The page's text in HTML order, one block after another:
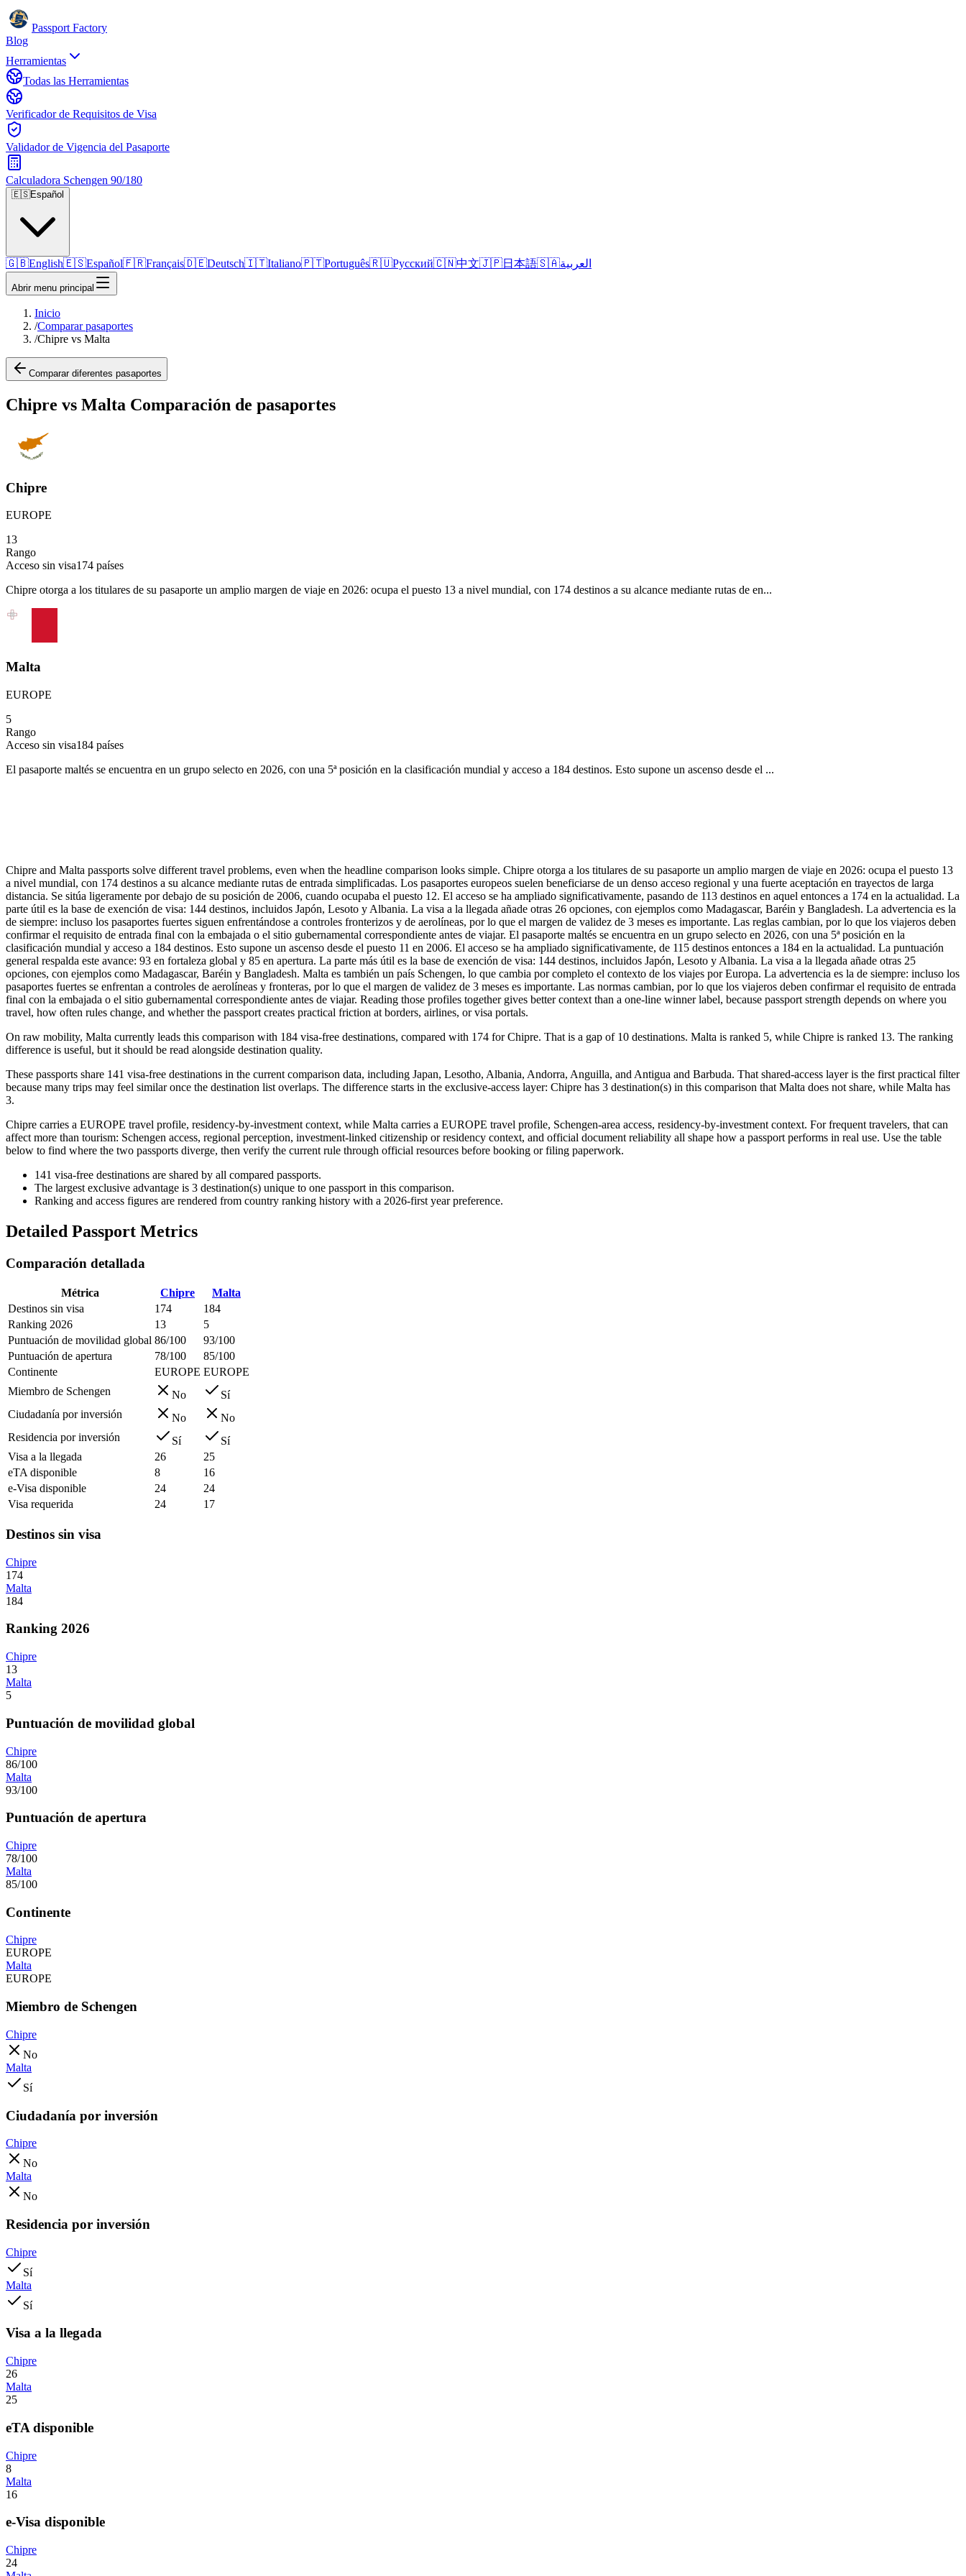
Passport Factory
Blog
Herramientas
Todas las Herramientas
Verificador de Requisitos de Visa
Validador de Vigencia del Pasaporte
Calculadora Schengen 90/180
🇪🇸Español
🇬🇧English🇪🇸Español🇫🇷Français🇩🇪Deutsch🇮🇹Italiano🇵🇹Português🇷🇺Русский🇨🇳中文🇯🇵日本語🇸🇦العربية
Abrir menu principal
Inicio
/Comparar pasaportes
/Chipre vs Malta
Comparar diferentes pasaportes
Chipre vs Malta Comparación de pasaportes
Chipre
EUROPE
13
Rango
Acceso sin visa174 países
Chipre otorga a los titulares de su pasaporte un amplio margen de viaje en 2026: ocupa el puesto 13 a nivel mundial, con 174 destinos a su alcance mediante rutas de en...
Malta
EUROPE
5
Rango
Acceso sin visa184 países
El pasaporte maltés se encuentra en un grupo selecto en 2026, con una 5ª posición en la clasificación mundial y acceso a 184 destinos. Esto supone un ascenso desde el ...
Chipre and Malta passports solve different travel problems, even when the headline comparison looks simple. Chipre otorga a los titulares de su pasaporte un amplio margen de viaje en 2026: ocupa el puesto 13
a nivel mundial, con 174 destinos a su alcance mediante rutas de entrada simplificadas. Los pasaportes europeos suelen beneficiarse de un denso acceso regional y una fuerte aceptación en trayectos de larga
distancia. Se sitúa ligeramente por debajo de su posición de 2006, cuando ocupaba el puesto 12. El acceso se ha ampliado significativamente, pasando de 113 destinos en aquel entonces a 174 en la actualidad. La
parte útil es la base de exención de visa: 144 destinos, incluidos Japón, Lesoto y Albania. La visa a la llegada añade otras 26 opciones, con ejemplos como Madagascar, Baréin y Bangladesh. La advertencia es la
de siempre: incluso los pasaportes fuertes siguen enfrentándose a controles fronterizos y de aerolíneas, por lo que el margen de validez de 3 meses es importante. Las reglas cambian, por lo que los viajeros deben
confirmar el requisito de entrada final con la embajada o el sitio gubernamental correspondiente antes de viajar. El pasaporte maltés se encuentra en un grupo selecto en 2026, con una 5ª posición en la
clasificación mundial y acceso a 184 destinos. Esto supone un ascenso desde el puesto 11 en 2006. El acceso se ha ampliado significativamente, de 115 destinos entonces a 184 en la actualidad. La puntuación
general respalda este avance: 93 en fortaleza global y 85 en apertura. La parte más útil es la base de exención de visa: 144 destinos, incluidos Japón, Lesoto y Albania. La visa a la llegada añade otras 25
opciones, con ejemplos como Madagascar, Baréin y Bangladesh. Malta es también un país Schengen, lo que cambia por completo el contexto de los viajes por Europa. La advertencia es la de siempre: incluso los
pasaportes fuertes se enfrentan a controles de aerolíneas y fronteras, por lo que el margen de validez de 3 meses es importante. Las normas cambian, por lo que los viajeros deben confirmar el requisito de entrada
final con la embajada o el sitio gubernamental correspondiente antes de viajar. Reading those profiles together gives better context than a one-line winner label, because passport strength depends on where you
travel, how often rules change, and whether the passport creates practical friction at borders, airlines, or visa portals.
On raw mobility, Malta currently leads this comparison with 184 visa-free destinations, compared with 174 for Chipre. That is a gap of 10 destinations. Malta is ranked 5, while Chipre is ranked 13. The ranking
difference is useful, but it should be read alongside destination quality.
These passports share 141 visa-free destinations in the current comparison data, including Japan, Lesotho, Albania, Andorra, Anguilla, and Antigua and Barbuda. That shared-access layer is the first practical filter
because many trips may feel similar once the destination list overlaps. The difference starts in the exclusive-access layer: Chipre has 3 destination(s) in this comparison that Malta does not share, while Malta has
3.
Chipre carries a EUROPE travel profile, residency-by-investment context, while Malta carries a EUROPE travel profile, Schengen-area access, residency-by-investment context. For frequent travelers, that can
affect more than tourism: Schengen access, regional perception, investment-linked citizenship or residency context, and official document reliability all shape how a passport performs in real use. Use the table
below to find where the two passports diverge, then verify the current rule through official resources before booking or filing paperwork.
141 visa-free destinations are shared by all compared passports.
The largest exclusive advantage is 3 destination(s) unique to one passport in this comparison.
Ranking and access figures are rendered from country ranking history with a 2026-first year preference.
Detailed Passport Metrics
Comparación detallada
Métrica Chipre
Malta
Destinos sin visa
174
184
Ranking 2026
13
5
Puntuación de movilidad global 86/100
93/100
Puntuación de apertura
78/100
85/100
Continente
EUROPE EUROPE
Miembro de Schengen
No
Sí
Ciudadanía por inversión
No
No
Residencia por inversión
Sí
Sí
Visa a la llegada
26
25
eTA disponible
8
16
e-Visa disponible
24
24
Visa requerida
24 17
Destinos sin visa
Chipre
174
Malta
184
Ranking 2026
Chipre
13
Malta
5
Puntuación de movilidad global
Chipre
86/100
Malta
93/100
Puntuación de apertura
Chipre
78/100
Malta
85/100
Continente
Chipre
EUROPE
Malta
EUROPE
Miembro de Schengen
Chipre
No
Malta
Sí
Ciudadanía por inversión
Chipre
No
Malta
No
Residencia por inversión
Chipre
Sí
Malta
Sí
Visa a la llegada
Chipre
26
Malta
25
eTA disponible
Chipre
8
Malta
16
e-Visa disponible
Chipre
24